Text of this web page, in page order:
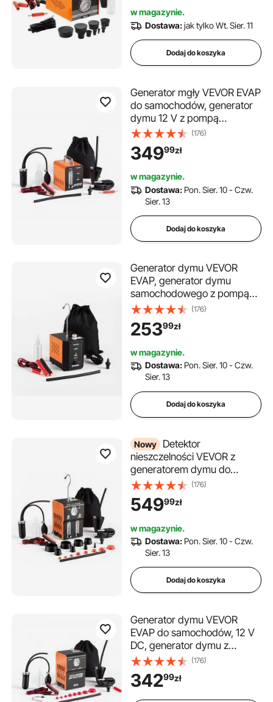
manometrem i pompami
powietrza, 12 V, wykrywacz
nieszczelności, maszyna do
dymu
w magazynie.
Dostawa:jak tylko Wt. Sier. 11
Dodaj do koszyka
Generator mgły VEVOR EVAP
do samochodów, generator
dymu 12 V z pompą
powietrza i
przepływomierzem,
wykrywacz nieszczelności do
ciężarówek, narzędzie
diagnostyczne do
wykrywania nieszczelności,
generator dymu o ciśnieniu
0,07 bara, narzędzie do
testowania szczelności
(176)
34999zł
w magazynie.
Dostawa: Pon. Sier. 10 - Czw.
Sier. 13
Dodaj do koszyka
Generator dymu VEVOR
EVAP, generator dymu
samochodowego z pompą
powietrza, regulowany
detektor nieszczelności do
samochodów osobowych,
narzędzie diagnostyczne do
wykrywania nieszczelności
0,07 / 0,48 bara, generator
dymu, narzędzie do
testowania szczelności
(176)
25399zł
w magazynie.
Dostawa: Pon. Sier. 10 - Czw.
Sier. 13
Dodaj do koszyka
Nowy Detektor
nieszczelności VEVOR z
generatorem dymu do
pojazdów, 12-woltowe
urządzenie diagnostyczne
podciśnienia EVAP ze
powietrza, manometrem,
przepływomierzem,
wskaźnikiem poziomu oleju, 2
tryby pracy dla
samochodów, motocykli,
(176)
54999zł
w magazynie.
Dostawa: Pon. Sier. 10 - Czw.
Sier. 13
Dodaj do koszyka
Generator dymu VEVOR
EVAP do samochodów, 12 V
DC, generator dymu z
pompą powietrza i
manometrem, wykrywacz
nieszczelności do
(176)
34299zł